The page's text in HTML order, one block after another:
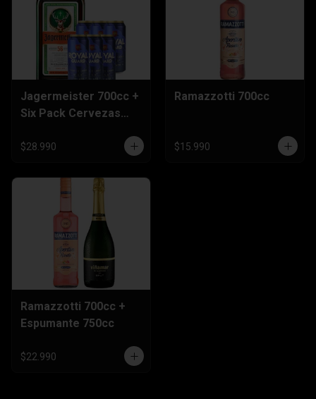
Jagermeister 700cc +
Six Pack Cervezas
$28.990
Ramazzotti 700cc
$15.990
Ramazzotti 700cc +
Espumante 750cc
$22.990